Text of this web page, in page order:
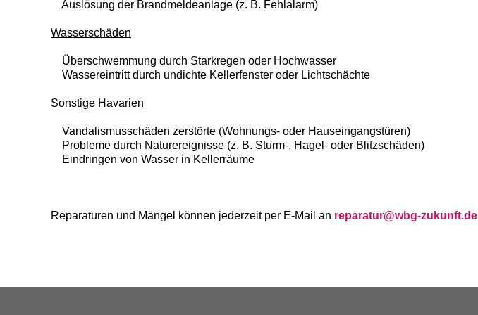
Auslösung der Brandmeldeanlage (z. B. Fehlalarm)
Wasserschäden
Überschwemmung durch Starkregen oder Hochwasser
Wassereintritt durch undichte Kellerfenster oder Lichtschächte
Sonstige Havarien
Vandalismusschäden zerstörte (Wohnungs- oder Hauseingangstüren)
Probleme durch Naturereignisse (z. B. Sturm-, Hagel- oder Blitzschäden)
Eindringen von Wasser in Kellerräume
Reparaturen und Mängel können jederzeit per E-Mail an reparatur@wbg-zukunft.de